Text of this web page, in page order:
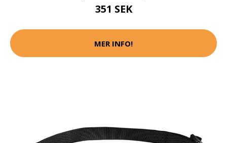
351 SEK
MER INFO!